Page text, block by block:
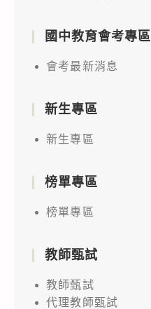
國中教育會考專區
會考最新消息
新生專區
新生專區
榜單專區
榜單專區
教師甄試
教師甄試
代理教師甄試